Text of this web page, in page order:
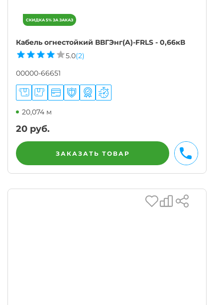
Кабель огнестойкий ВВГЭнг(A)-FRLS - 0,66кВ
5.0(2)
00000-66651
20,074 м
20 руб.
ЗАКАЗАТЬ ТОВАР